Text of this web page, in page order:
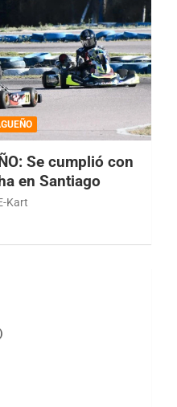
Se cumplió con
en Santiago
Kart